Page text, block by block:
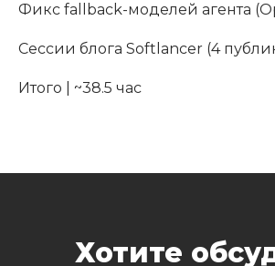
Фикс fallback-моделей агента
Сессии блога Softlancer (4
Итого | ~38.5 час
Хотите